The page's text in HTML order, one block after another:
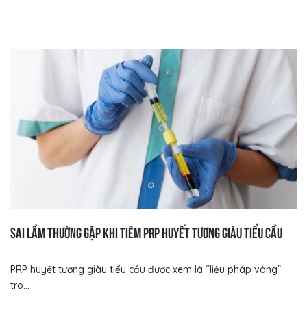
Sai lầm thường gặp khi tiêm PRP huyết tương giàu tiểu cầu
PRP huyết tương giàu tiểu cầu được xem là “liệu pháp vàng”
tro...